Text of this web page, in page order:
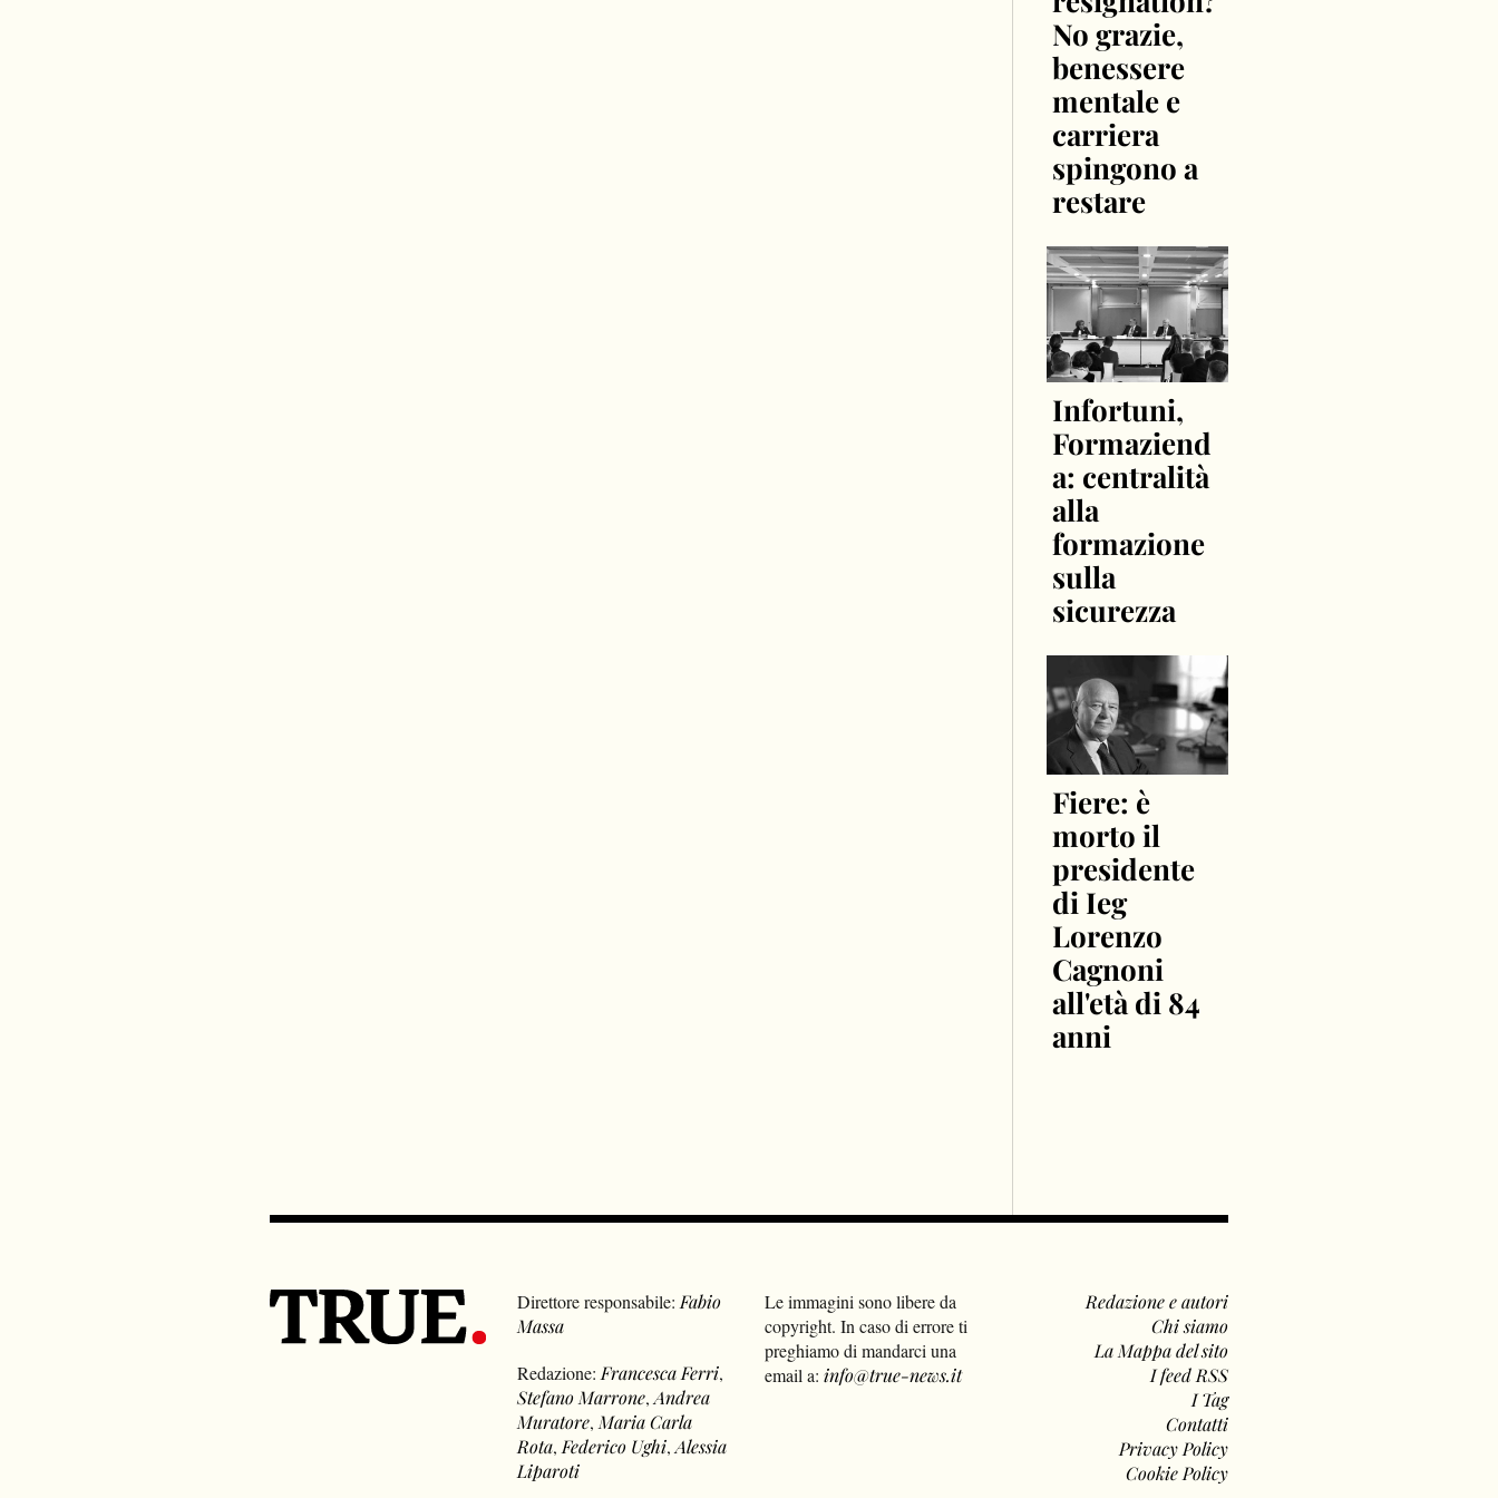
No grazie,
benessere
mentale e
carriera
spingono a
restare
Infortuni,
Formaziend
a: centralità
alla
formazione
sulla
sicurezza
Fiere: è
morto il
presidente
di Ieg
Lorenzo
Cagnoni
all'età di 84
anni
Direttore responsabile:Fabio
Massa
Redazione:Francesca Ferri,
Stefano Marrone,Andrea
Muratore,Maria Carla
Rota,Federico Ughi,Alessia
Liparoti
Le immagini sono libere da
copyright. In caso di errore ti
preghiamo di mandarci una
email a: info@true-news.it
Redazione e autori
Chi siamo
La Mappa del sito
I feed RSS
I Tag
Contatti
Privacy Policy
Cookie Policy